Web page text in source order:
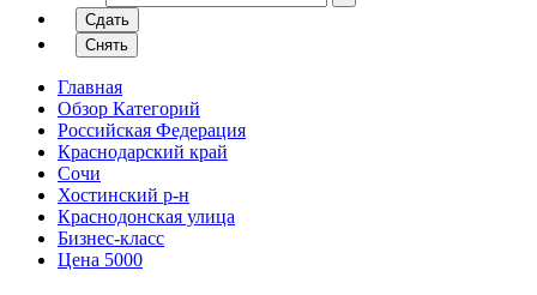
Сдать
Снять
Главная
Обзор Категорий
Российская Федерация
Краснодарский край
Сочи
Хостинский р-н
Краснодонская улица
Бизнес-класс
Цена 5000